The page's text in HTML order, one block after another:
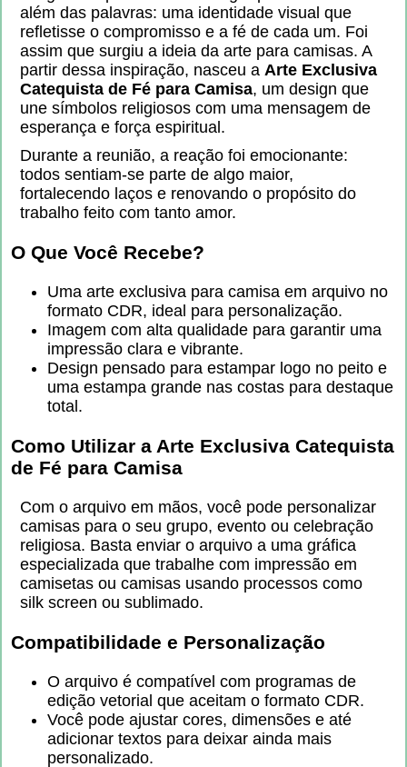
além das palavras: uma identidade visual que
refletisse o compromisso e a fé de cada um. Foi
assim que surgiu a ideia da arte para camisas. A
partir dessa inspiração, nasceu a Arte Exclusiva
Catequista de Fé para Camisa, um design que
une símbolos religiosos com uma mensagem de
esperança e força espiritual.
Durante a reunião, a reação foi emocionante:
todos sentiam-se parte de algo maior,
fortalecendo laços e renovando o propósito do
trabalho feito com tanto amor.
O Que Você Recebe?
Uma arte exclusiva para camisa em arquivo no
formato CDR, ideal para personalização.
Imagem com alta qualidade para garantir uma
impressão clara e vibrante.
Design pensado para estampar logo no peito e
uma estampa grande nas costas para destaque
total.
Como Utilizar a Arte Exclusiva Catequista
de Fé para Camisa
Com o arquivo em mãos, você pode personalizar
camisas para o seu grupo, evento ou celebração
religiosa. Basta enviar o arquivo a uma gráfica
especializada que trabalhe com impressão em
camisetas ou camisas usando processos como
silk screen ou sublimado.
Compatibilidade e Personalização
O arquivo é compatível com programas de
edição vetorial que aceitam o formato CDR.
Você pode ajustar cores, dimensões e até
adicionar textos para deixar ainda mais
personalizado.